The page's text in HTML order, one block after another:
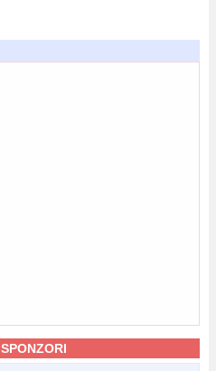
SPONZORI